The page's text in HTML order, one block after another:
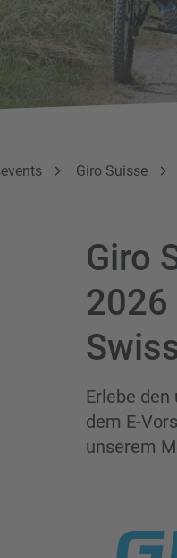
Giro Suisse
Giro
2026
Erlebe
dem E-
unserem